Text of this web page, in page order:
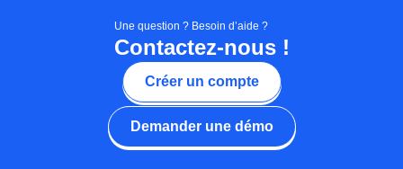
Créer un compte
Demander une démo
Contactez-nous !
Une question ? Besoin d’aide ?